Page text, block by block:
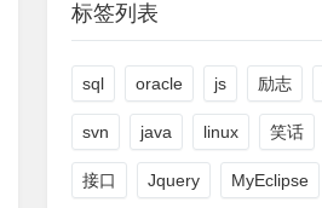
标签列表
sql oracle js 励志
svn java linux 笑话
接口 Jquery MyEclipse